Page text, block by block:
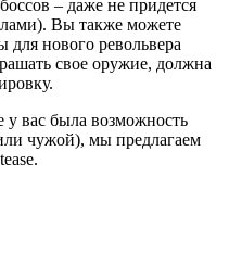
– даже не придется
Вы также можете
для нового револьвера
свое оружие, должна
вас была возможность
чужой), мы предлагаем